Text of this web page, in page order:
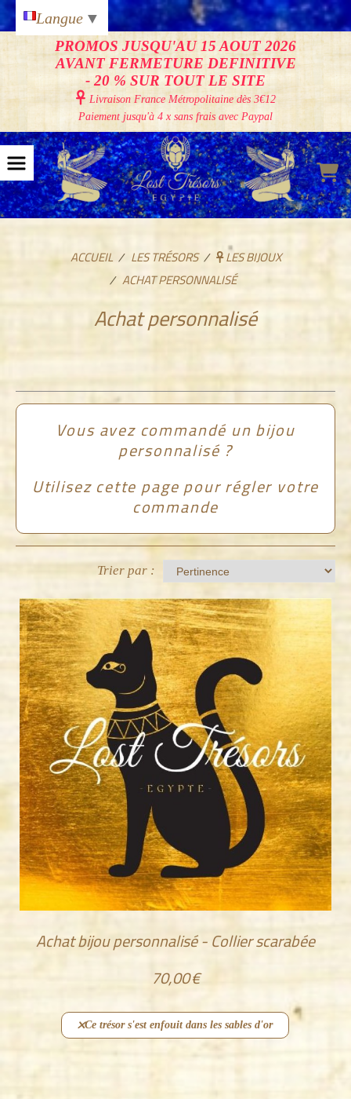
PROMOS JUSQU'AU 15 AOUT 2026
AVANT FERMETURE DEFINITIVE
- 20 % SUR TOUT LE SITE
 Livraison France Métropolitainedès 3€12
Paiement jusqu'à 4 x sans frais avec Paypal
ACCUEIL LES TRÉSORS
LES BIJOUX
ACHAT PERSONNALISÉ
Achat personnalisé
Vous avez commandé un bijou
personnalisé ?
Utilisez cette page pour régler votre
commande
Trier par :
Achat bijou personnalisé - Collier scarabée
70,00€
Ce trésor s'est enfouit dans les sables d'or
Langue ▼
Panneau de gestion des cookies